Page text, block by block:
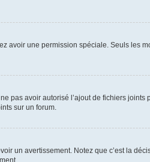
avoir une permission spéciale. Seuls les
pas avoir autorisé l’ajout de fichiers
sur un forum.
avertissement. Notez que c’est la